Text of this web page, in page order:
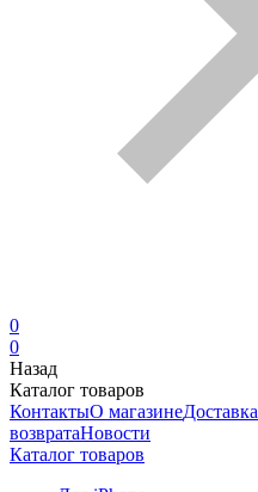
0
0
Назад
Каталог товаров
КонтактыО магазине
возвратаНовости
Каталог товаров